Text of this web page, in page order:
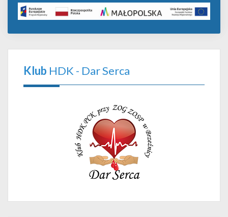
Klub HDK - Dar Serca